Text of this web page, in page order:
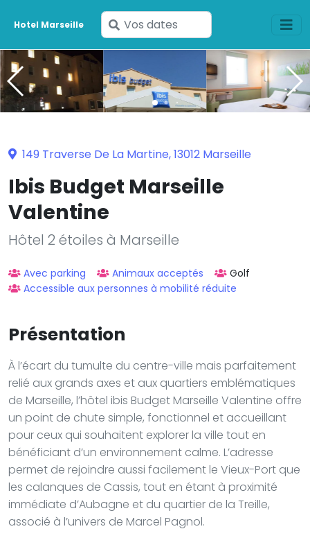
Hotel Marseille
Saisissez
vos
149 Traverse De La Martine, 13012 Marseille
Ibis Budget Marseille
Valentine
Hôtel 2 étoiles à Marseille
Avec parking Animaux acceptés
Golf
Accessible aux personnes à mobilité réduite
Présentation
À l’écart du tumulte du centre-ville mais parfaitement
relié aux grands axes et aux quartiers emblématiques
de Marseille, l’hôtel ibis Budget Marseille Valentine offre
un point de chute simple, fonctionnel et accueillant
pour ceux qui souhaitent explorer la ville tout en
bénéficiant d’un environnement calme. L’adresse
permet de rejoindre aussi facilement le Vieux-Port que
les calanques de Cassis, tout en étant à proximité
immédiate d’Aubagne et du quartier de la Treille,
associé à l’univers de Marcel Pagnol.